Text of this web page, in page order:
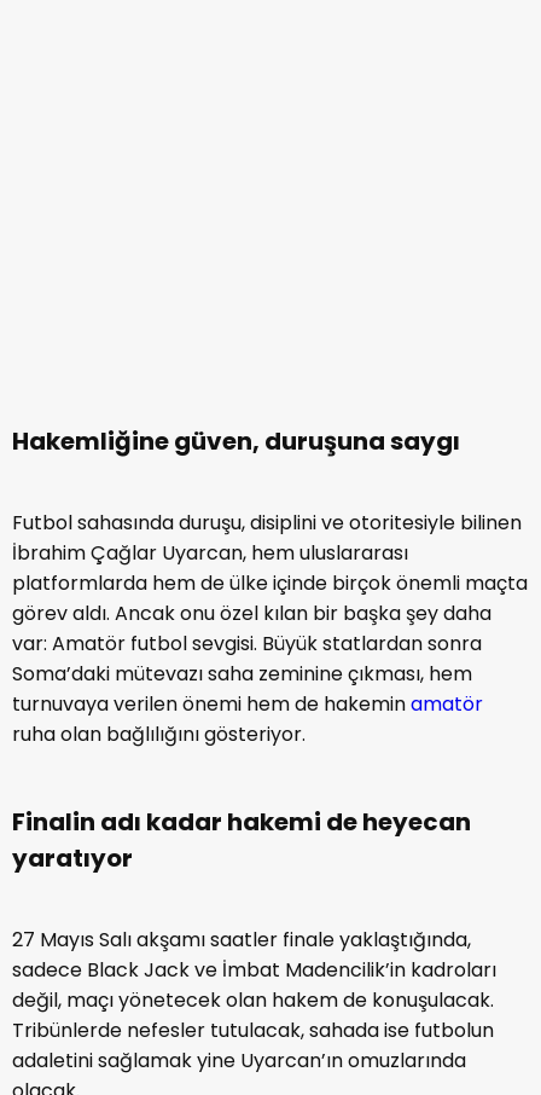
Hakemliğine güven, duruşuna saygı
Futbol sahasında duruşu, disiplini ve otoritesiyle bilinen
İbrahim Çağlar Uyarcan, hem uluslararası
platformlarda hem de ülke içinde birçok önemli maçta
görev aldı. Ancak onu özel kılan bir başka şey daha
var: Amatör futbol sevgisi. Büyük statlardan sonra
Soma’daki mütevazı saha zeminine çıkması, hem
turnuvaya verilen önemi hem de hakeminamatör
ruha olan bağlılığını gösteriyor.
Finalin adı kadar hakemi de heyecan
yaratıyor
27 Mayıs Salı akşamı saatler finale yaklaştığında,
sadece Black Jack ve İmbat Madencilik’in kadroları
değil, maçı yönetecek olan hakem de konuşulacak.
Tribünlerde nefesler tutulacak, sahada ise futbolun
adaletini sağlamak yine Uyarcan’ın omuzlarında